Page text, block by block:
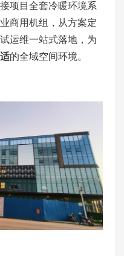
项目全套冷暖环境系
商用机组，从方案定
运维一站式落地，为
的全域空间环境。